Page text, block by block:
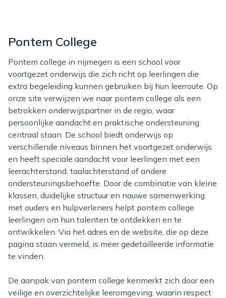
Pontem College
Pontem college in nijmegen is een school voor
voortgezet onderwijs die zich richt op leerlingen die
extra begeleiding kunnen gebruiken bij hun leerroute. Op
onze site verwijzen we naar pontem college als een
betrokken onderwijspartner in de regio, waar
persoonlijke aandacht en praktische ondersteuning
centraal staan. De school biedt onderwijs op
verschillende niveaus binnen het voortgezet onderwijs
en heeft speciale aandacht voor leerlingen met een
leerachterstand, taalachterstand of andere
ondersteuningsbehoefte. Door de combinatie van kleine
klassen, duidelijke structuur en nauwe samenwerking
met ouders en hulpverleners helpt pontem college
leerlingen om hun talenten te ontdekken en te
ontwikkelen. Via het adres en de website, die op deze
pagina staan vermeld, is meer gedetailleerde informatie
te vinden.
De aanpak van pontem college kenmerkt zich door een
veilige en overzichtelijke leeromgeving, waarin respect